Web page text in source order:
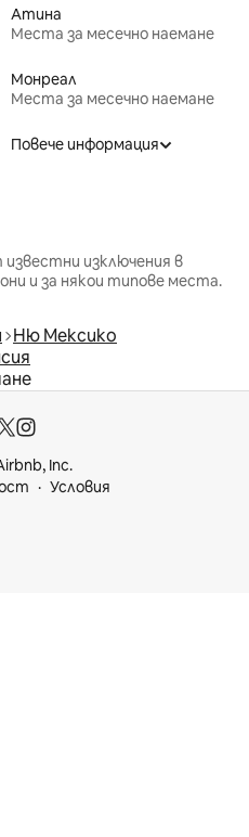
Атина
Места за месечно наемане
Монреал
Места за месечно наемане
Повече информация
изключения в
и за някои типове места.
Ню Мексико
Inc.
Условия